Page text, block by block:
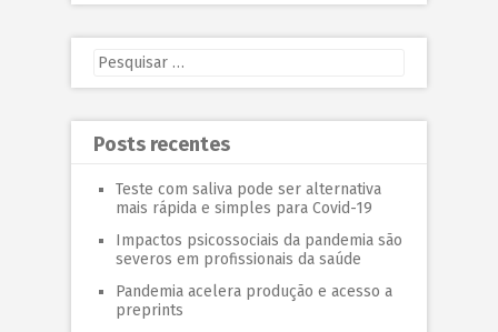
Posts recentes
Teste com saliva pode ser alternativa
mais rápida e simples para Covid-19
Impactos psicossociais da pandemia são
severos em profissionais da saúde
Pandemia acelera produção e acesso a
preprints